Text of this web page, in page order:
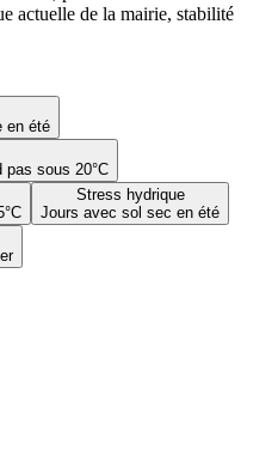
en été
pas sous 20°C
Stress hydrique
Jours avec sol sec en été
actuelle de la mairie, stabilité